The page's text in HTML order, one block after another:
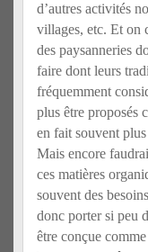
d’autres activités
villages, etc. Et on
des paysanneries
faire dont leurs
fréquemment
plus être proposés
en fait souvent
Mais encore
ces matières
souvent des
donc porter si peu
être conçue